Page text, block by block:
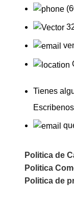
Tienes
Politica de
Politica
Politica de